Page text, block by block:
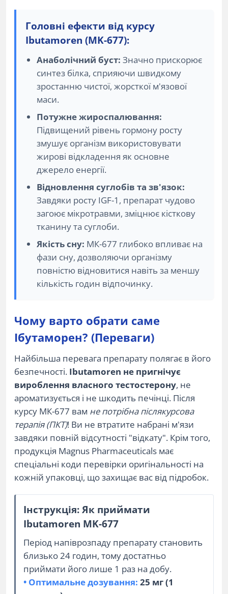
Головні ефекти від курсу
Ibutamoren (MK-677):
Анаболічний буст: Значно прискорює
синтез білка, сприяючи швидкому
зростанню чистої, жорсткої м'язової
маси.
Потужне жироспалювання:
Підвищений рівень гормону росту
змушує організм використовувати
жирові відкладення як основне
джерело енергії.
Відновлення суглобів та зв'язок:
Завдяки росту IGF-1, препарат чудово
загоює мікротравми, зміцнює кісткову
тканину та суглоби.
Якість сну: МК-677 глибоко впливає на
фази сну, дозволяючи організму
повністю відновитися навіть за меншу
кількість годин відпочинку.
Чому варто обрати саме
Ібутаморен? (Переваги)
Найбільша перевага препарату полягає в його
безпечності. Ibutamoren не пригнічує
вироблення власного тестостерону, не
ароматизується і не шкодить печінці. Після
курсу МК-677 вам не потрібна післякурсова
терапія (ПКТ)! Ви не втратите набрані м'язи
завдяки повній відсутності "відкату". Крім того,
продукція Magnus Pharmaceuticals має
спеціальні коди перевірки оригінальності на
кожній упаковці, що захищає вас від підробок.
Інструкція: Як приймати
Ibutamoren MK-677
Період напіврозпаду препарату становить
близько 24 годин, тому достатньо
приймати його лише 1 раз на добу.
• Оптимальне дозування: 25 мг (1